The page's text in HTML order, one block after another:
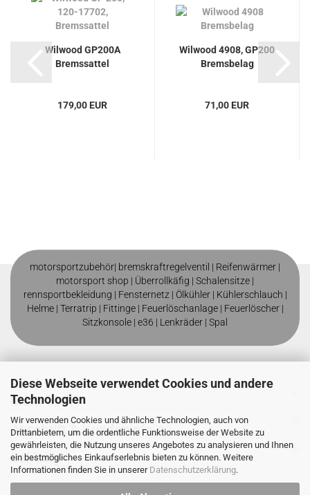
Diese Webseite verwendet Cookies und andere
Technologien
Wir verwenden Cookies und ähnliche Technologien, auch von
Drittanbietern, um die ordentliche Funktionsweise der Website zu
gewährleisten, die Nutzung unseres Angebotes zu analysieren und Ihnen
ein bestmögliches Einkaufserlebnis bieten zu können. Weitere
Informationen finden Sie in unserer Datenschutzerklärung.
Wilwood GP200A
Bremssattel
179,00 EUR
Wilwood 4908, GP200
Bremsbelag
71,00 EUR
motorsportzubehör| bremskraftregelventil | Reifenwärmer |
motorsport shop | Überrollkäfig | Schalensitze |
rennsportbekleidung | Fensternetz | Ölkühler| Kühlerschlauch |
Helme | Terratrip | Fittinge| Feuerlöschanlage | Feuerlöscher |
Sitzkonsole | e36 | Lenkräder | Spal
Mehr über
Anschrift & Kundeninfo`s
Zahlung